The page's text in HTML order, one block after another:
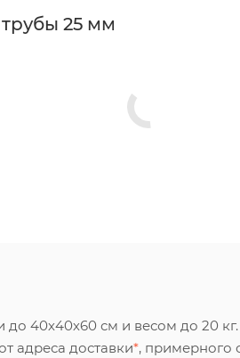
25 мм
до 40х40х60 см и весом до 20
адреса доставки*, примерного